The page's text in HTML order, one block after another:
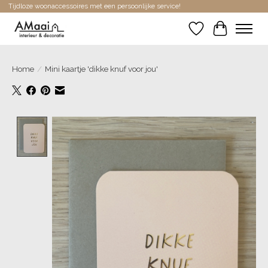
Tijdloze woonaccessoires met een persoonlijke service!
Verlanglijst
Home / Mini kaartje 'dikke knuf voor jou'
Product image slideshow Items